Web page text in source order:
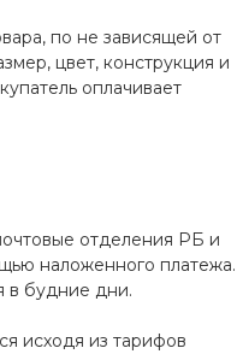
по не зависящей от
цвет, конструкция и
оплачивает
отделения РБ и
наложенного платежа.
в будние дни.
исходя из тарифов